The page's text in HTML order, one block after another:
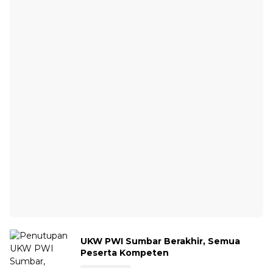
UKW PWI Sumbar Berakhir, Semua
Peserta Kompeten